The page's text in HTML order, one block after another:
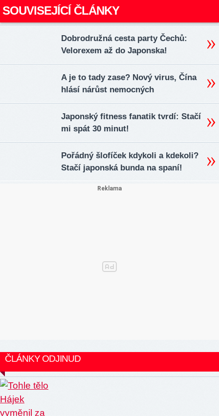
SOUVISEJÍCÍ ČLÁNKY
Dobrodružná cesta party Čechů:
Velorexem až do Japonska!
A je to tady zase? Nový virus, Čína
hlásí nárůst nemocných
Japonský fitness fanatik tvrdí: Stačí
mi spát 30 minut!
Pořádný šlofíček kdykoli a kdekoli?
Stačí japonská bunda na spaní!
ČLÁNKY ODJINUD